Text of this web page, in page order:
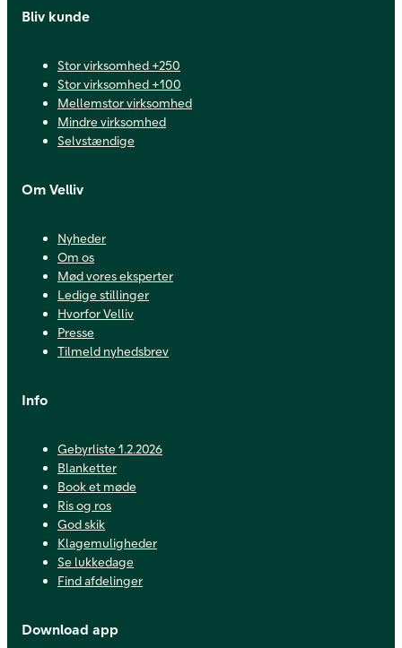
Bliv kunde
Stor virksomhed +250
Stor virksomhed +100
Mellemstor virksomhed
Mindre virksomhed
Selvstændige
Om Velliv
Nyheder
Om os
Mød vores eksperter
Ledige stillinger
Hvorfor Velliv
Presse
Tilmeld nyhedsbrev
Info
Gebyrliste 1.2.2026
Blanketter
Book et møde
Ris og ros
God skik
Klagemuligheder
Se lukkedage
Find afdelinger
Download app